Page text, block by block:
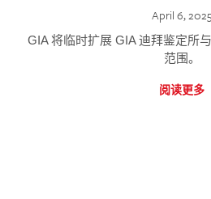
April 6, 2025
GIA 将临时扩展 GIA 迪拜鉴定所
范围。
阅读更多